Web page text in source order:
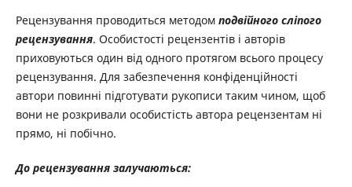
Рецензування проводиться методом подвійного сліпого
рецензування. Особистості рецензентів і авторів
приховуються один від одного протягом всього процесу
рецензування. Для забезпечення конфіденційності
автори повинні підготувати рукописи таким чином, щоб
вони не розкривали особистість автора рецензентам ні
прямо, ні побічно.
До рецензування залучаються: